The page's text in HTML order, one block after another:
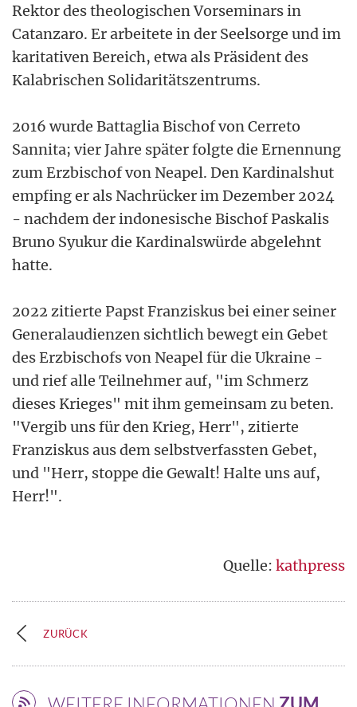
Rektor des theologischen Vorseminars in
Catanzaro. Er arbeitete in der Seelsorge und im
karitativen Bereich, etwa als Präsident des
Kalabrischen Solidaritätszentrums.
2016 wurde Battaglia Bischof von Cerreto
Sannita; vier Jahre später folgte die Ernennung
zum Erzbischof von Neapel. Den Kardinalshut
empfing er als Nachrücker im Dezember 2024
- nachdem der indonesische Bischof Paskalis
Bruno Syukur die Kardinalswürde abgelehnt
hatte.
2022 zitierte Papst Franziskus bei einer seiner
Generalaudienzen sichtlich bewegt ein Gebet
des Erzbischofs von Neapel für die Ukraine -
und rief alle Teilnehmer auf, "im Schmerz
dieses Krieges" mit ihm gemeinsam zu beten.
"Vergib uns für den Krieg, Herr", zitierte
Franziskus aus dem selbstverfassten Gebet,
und "Herr, stoppe die Gewalt! Halte uns auf,
Herr!".
Quelle: kathpress
ZURÜCK